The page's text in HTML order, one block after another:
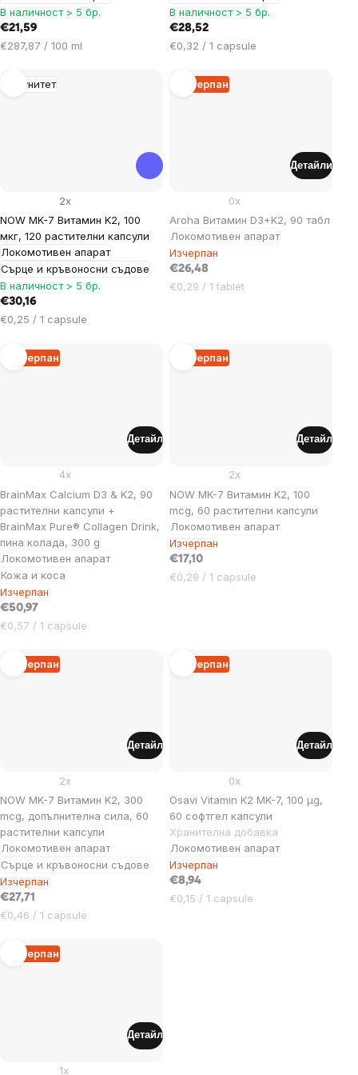
В наличност > 5 бр.
€21,59
Цена
мярка:
€287,87 / 100 ml
В наличност > 5 бр.
€28,52
Цена
мярка:
€0,32 / 1 capsule
Имунитет
NOW MK-7 Витамин K2, 100
мкг, 120 растителни капсули
Локомотивен апарат
Сърце и кръвоносни съдове
2x
В наличност > 5 бр.
€30,16
Цена
мярка:
€0,25 / 1 capsule
Изчерпан
Aroha Витамин D3+K2, 90 табл
Локомотивен апарат
0x
Изчерпан
€26,48
Цена
€0,29 / 1 tablet
Детайли
Изчерпан
BrainMax Calcium D3 & K2, 90
растителни капсули +
BrainMax Pure® Collagen Drink,
пина колада, 300 g
Локомотивен апарат
Кожа и коса
4x
Изчерпан
€50,97
Цена
мярка:
€0,57 / 1 capsule
Детайл
Изчерпан
NOW MK-7 Витамин K2, 100
mcg, 60 растителни капсули
Локомотивен апарат
2x
Изчерпан
€17,10
Цена
€0,29 / 1 capsule
Детайл
Изчерпан
NOW MK-7 Витамин K2, 300
mcg, допълнителна сила, 60
растителни капсули
Локомотивен апарат
Сърце и кръвоносни съдове
2x
Изчерпан
€27,71
Цена
мярка:
€0,46 / 1 capsule
Детайл
Изчерпан
Osavi Vitamin K2 MK-7, 100 μg,
60 софтгел капсули
Хранителна добавка
Локомотивен апарат
0x
Изчерпан
€8,94
Цена
€0,15 / 1 capsule
Детайл
Изчерпан
1x
Детайл